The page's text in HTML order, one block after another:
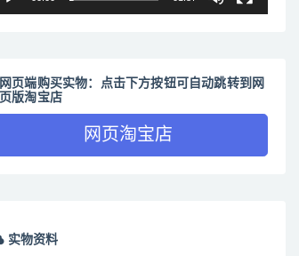
网页端购买实物：点击下方按钮可自动跳转到网
页版淘宝店
网页淘宝店
实物资料